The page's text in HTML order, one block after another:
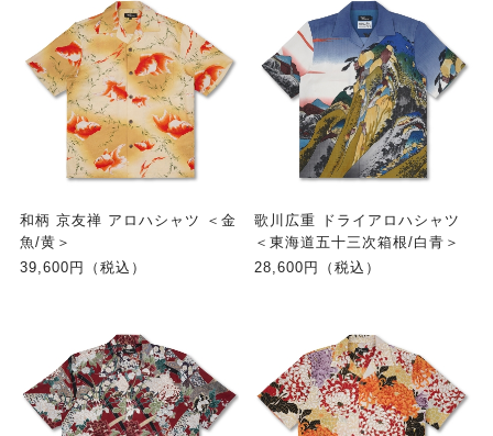
和柄 京友禅 アロハシャツ ＜金
魚/黄＞
39,600円（税込）
歌川広重 ドライアロハシャツ
＜東海道五十三次箱根/白青＞
28,600円（税込）